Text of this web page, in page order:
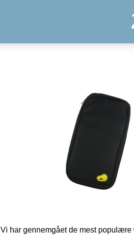
Vi har gennemgået de mest populære